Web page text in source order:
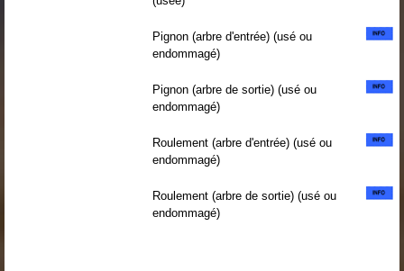
Pignon (arbre d'entrée) (usé ou
endommagé)
Pignon (arbre de sortie) (usé ou
endommagé)
Roulement (arbre d'entrée) (usé ou
endommagé)
Roulement (arbre de sortie) (usé ou
endommagé)